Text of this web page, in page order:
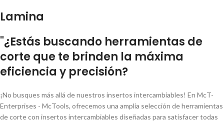
Lamina
"¿Estás buscando herramientas de
corte que te brinden la máxima
eficiencia y precisión?
¡No busques más allá de nuestros insertos intercambiables! En McT-
Enterprises - McTools, ofrecemos una amplia selección de herramientas
de corte con insertos intercambiables diseñadas para satisfacer todas